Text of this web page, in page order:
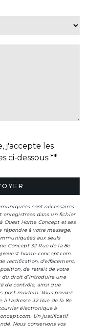
j'accepte les
ci-dessous **
sont nécessaires
enregistrées dans un fichier
Ouest Home Concept et ses
à votre message.
aux seuls
Concept 32 Rue de la 8e
home-concept.com.
rectification, d’effacement,
de retrait de votre
droit d’introduire une
de contrôle, ainsi que
post-mortem. Vous pouvez
à l'adresse 32 Rue de la 8e
électronique à
Un justificatif
Nous conservons vos